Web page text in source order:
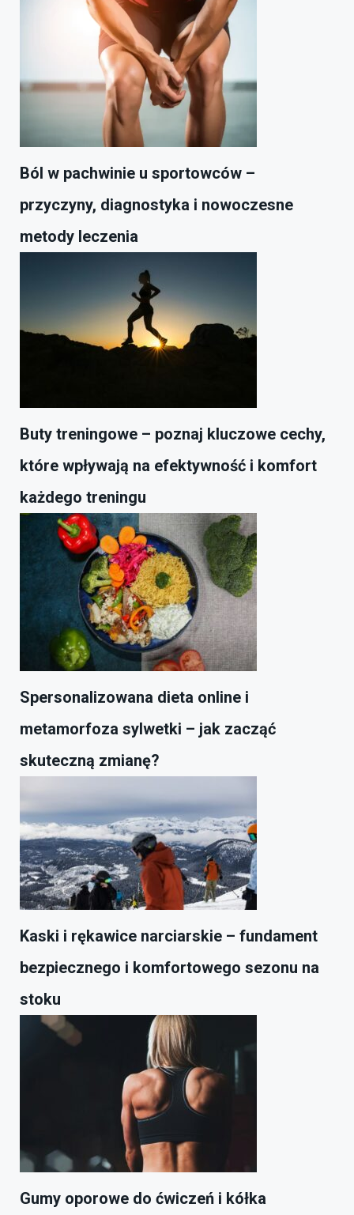
Ból w pachwinie u sportowców –
przyczyny, diagnostyka i nowoczesne
metody leczenia
Buty treningowe – poznaj kluczowe cechy,
które wpływają na efektywność i komfort
każdego treningu
Spersonalizowana dieta online i
metamorfoza sylwetki – jak zacząć
skuteczną zmianę?
Kaski i rękawice narciarskie – fundament
bezpiecznego i komfortowego sezonu na
stoku
Gumy oporowe do ćwiczeń i kółka